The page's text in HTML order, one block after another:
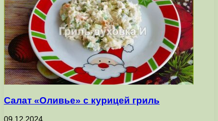
Салат «Оливье» с курицей гриль
09.12.2024